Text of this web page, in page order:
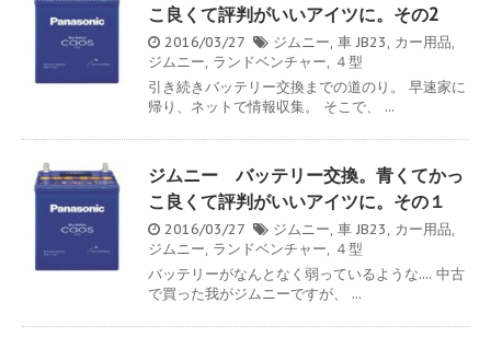
こ良くて評判がいいアイツに。その2
2016/03/27 ジムニー, 車 JB23, カー用品,
ジムニー, ランドベンチャー, ４型
引き続きバッテリー交換までの道のり。 早速家に
帰り、ネットで情報収集。 そこで、 ...
ジムニー バッテリー交換。青くてかっ
こ良くて評判がいいアイツに。その１
2016/03/27 ジムニー, 車 JB23, カー用品,
ジムニー, ランドベンチャー, ４型
バッテリーがなんとなく弱っているような.... 中古
で買った我がジムニーですが、 ...